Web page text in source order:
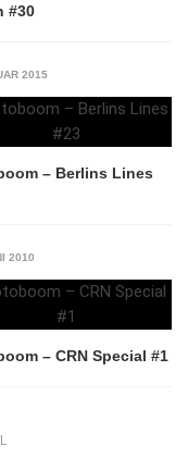
#30
2015
– Berlins Lines
2010
– CRN Special #1